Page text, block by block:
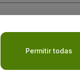
laPolítica de Privacidad
Permitir todas